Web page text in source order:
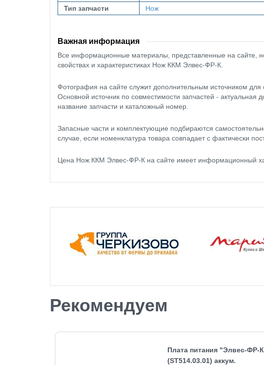
Тип запчасти
Нож
Важная информация
Все информационные материалы, представленные на сайте,
свойствах и характеристиках Нож ККМ Элвес-ФР-К.
Фотография на сайте служит дополнительным источником
Основной источник по совместимости запчастей -
название запчасти и каталожный номер.
Запасные части и комплектующие подбираются
случае, если номенклатура товара совпадает с фактически
Цена Нож ККМ Элвес-ФР-К на сайте имеет информационный
Рекомендуем
Плата питания "Элвес-ФР-
(ST514.03.01) аккум.